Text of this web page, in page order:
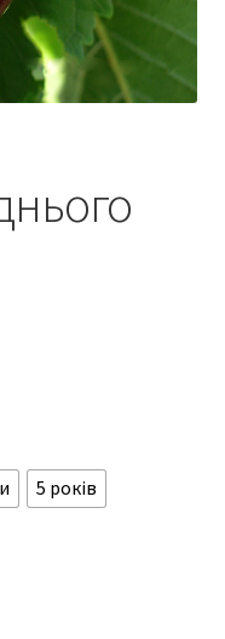
5 років